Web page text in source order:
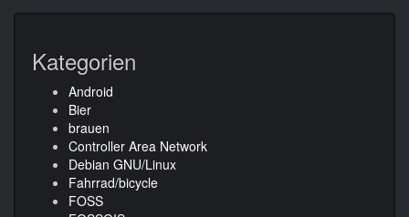
Kategorien
Android
Bier
brauen
Controller Area Network
Debian GNU/Linux
Fahrrad/bicycle
FOSS